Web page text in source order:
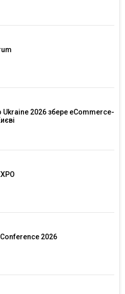
Ukraine 2026 збере eCommerce-
2026